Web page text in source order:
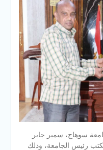
سوهاج، سمير جابر
رئيس الجامعة، وذلك